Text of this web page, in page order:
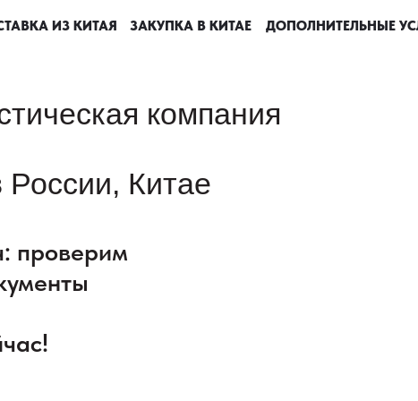
ДОПОЛНИТЕЛЬНЫЕ
ИЗ КИТАЯ ЗАКУПКА В КИТАЕ ДОПОЛНИТЕЛЬНЫЕ
ИЗ КИТАЯ ЗАКУПКА В КИТАЕ
компания
России, Китае
проверим
ДОПОЛНИТЕЛЬНЫЕ
ИЗ КИТАЯ ЗАКУПКА В КИТАЕ ДОПОЛНИТЕЛЬНЫЕ
ИЗ КИТАЯ ЗАКУПКА В КИТАЕ